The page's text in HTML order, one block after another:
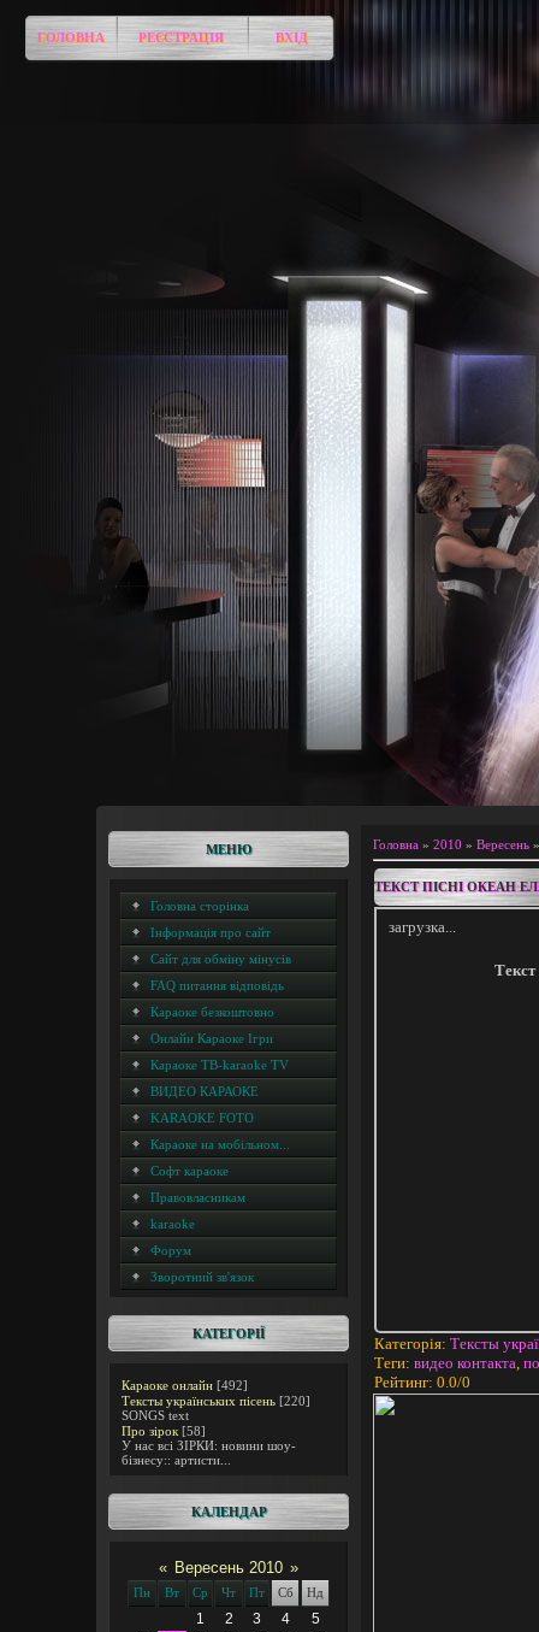
ГОЛОВНА РЕЄСТРАЦІЯ ВХІД
МЕНЮ
Головна сторінка
Інформація про сайт
Сайт для обміну мінусів
FAQ питання відповідь
Караоке безкоштовно
Онлайн Караоке Ігри
Караоке ТВ-karaoke TV
ВИДЕО КАРАОКЕ
KARAOKE FOTO
Караоке на мобільном...
Софт караоке
Правовласникам
karaoke
Форум
Зворотний зв'язок
КАТЕГОРІЇ
Караоке онлайн [492]
Тексты українських пісень [220]
SONGS text
Про зірок [58]
У нас всі ЗІРКИ: новини шоу-
бізнесу:: артисти...
КАЛЕНДАР
« Вересень 2010 »
Пн Вт Ср Чт Пт Сб Нд
1 2 3 4
5
Головна » 2010 » Вересень »
ТЕКСТ ПІСНІ ОКЕАН
загрузка...
Текст
Категорія: Тексты
Теги: видео контакта,
Рейтинг: 0.0/0